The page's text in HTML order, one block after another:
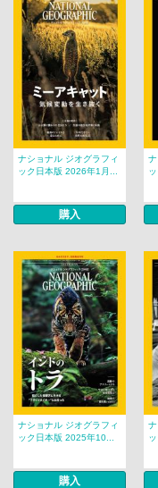
ナショナル ジオグラフィ
ック日本版 2026年1月...
購入
ナショナル ジオグラフィ
ック日本版 2025年10...
購入